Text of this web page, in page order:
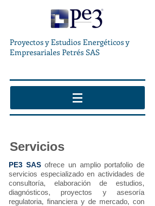
Proyectos y Estudios Energéticos y
Empresariales Petrés SAS
Servicios
PE3 SASofrece un amplio portafolio de
servicios especializado en actividades de
consultoría, elaboración de estudios,
diagnósticos, proyectos y asesoría
regulatoria, financiera y de mercado, con